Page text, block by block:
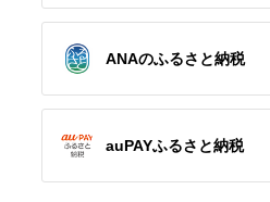
出典：JALふるさと納税
京都 府京都市
【山ばな平八茶屋】鰻
5.0
44,000
出典：楽天ふるさと
宮崎県 西都市
ぎ かば焼7切(熟成た
炭火焼一筋130年 明
治27年（1894年）創
長炭 送料無料さいと
5.0
寄付金額: 15,000
ANAのふるさと納税
auPAYふるさと納税